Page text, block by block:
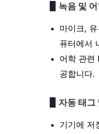
녹음 및
마이크,
퓨터에서
어학 관련
공합니다.
자동 태그
기기에 저